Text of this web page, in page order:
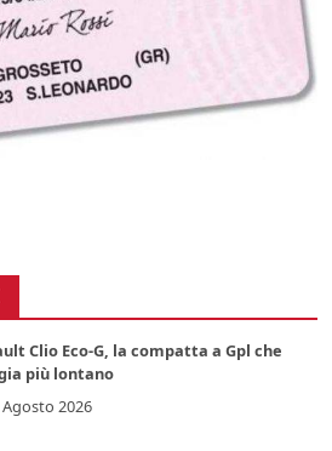
Clio Eco-G, la compatta a Gpl che
più lontano
2026